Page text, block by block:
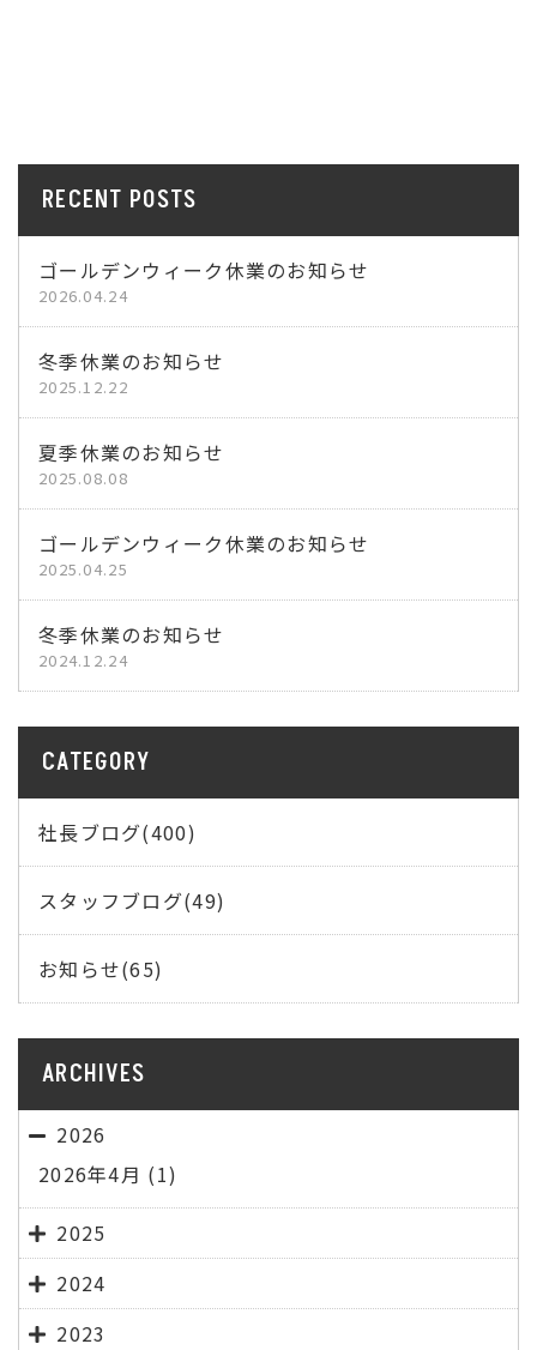
RECENT POSTS
ゴールデンウィーク休業のお知らせ
2026.04.24
冬季休業のお知らせ
2025.12.22
夏季休業のお知らせ
2025.08.08
ゴールデンウィーク休業のお知らせ
2025.04.25
冬季休業のお知らせ
2024.12.24
CATEGORY
社長ブログ(400)
スタッフブログ(49)
お知らせ(65)
ARCHIVES
2026
2026年4月 (1)
2025
2024
2023